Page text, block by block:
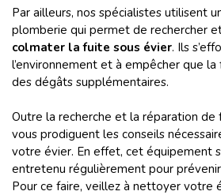
Par ailleurs, nos spécialistes utilisent
plomberie qui permet de rechercher
colmater la fuite sous évier. Ils
l’environnement et à empêcher que la
des dégâts supplémentaires.
Outre la recherche et la réparation de
vous prodiguent les conseils
votre évier. En effet, cet équipement
entretenu régulièrement pour
Pour ce faire, veillez à nettoyer votre